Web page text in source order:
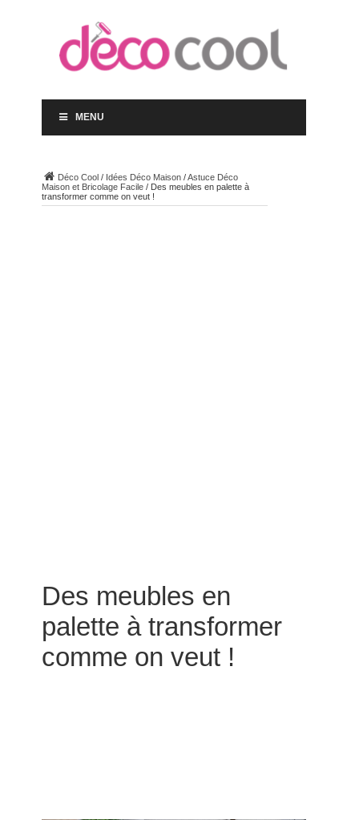
MENU
Déco Cool/ Idées Déco Maison/Astuce Déco
Maison et Bricolage Facile/ Des meubles en palette à
transformer comme on veut !
Des meubles en
palette à transformer
comme on veut !